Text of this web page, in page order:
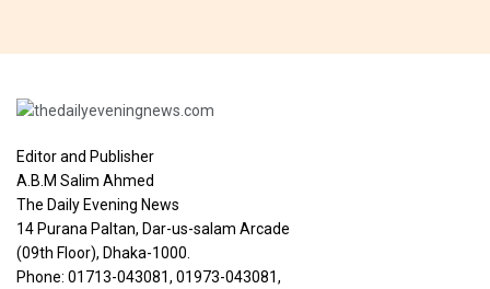
Editor and Publisher
A.B.M Salim Ahmed
The Daily Evening News
14 Purana Paltan, Dar-us-salam Arcade
(09th Floor), Dhaka-1000.
Phone: 01713-043081, 01973-043081,